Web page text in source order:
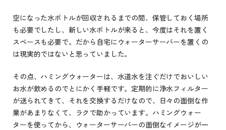
空になった水ボトルが回収されるまでの間、保管しておく場所
も必要でしたし、新しい水ボトルが来ると、今度はそれを置く
スペースも必要で。だから自宅にウォーターサーバーを置くの
は現実的ではないと思っていました。
その点、ハミングウォーターは、水道水を注ぐだけでおいしい
お水が飲めるのでとにかく手軽です。定期的に浄水フィルター
が送られてきて、それを交換するだけなので、日々の面倒な作
業があまりなくて、ラクで助かっています。ハミングウォー
ターを使ってから、ウォーターサーバーの面倒なイメージが一